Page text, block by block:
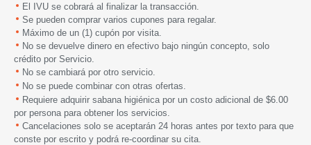
El IVU se cobrará al finalizar la transacción.
Se pueden comprar varios cupones para regalar.
Máximo de un (1) cupón por visita.
No se devuelve dinero en efectivo bajo ningún concepto, solo
crédito por Servicio.
No se cambiará por otro servicio
No se puede combinar con otras ofertas.
Requiere adquirir sabana higiénica por un costo adicional de $6.00
por persona para obtener los servicios.
Cancelaciones solo se aceptarán 24 horas antes por texto para que
conste por escrito y podrá re-coordinar su cita.